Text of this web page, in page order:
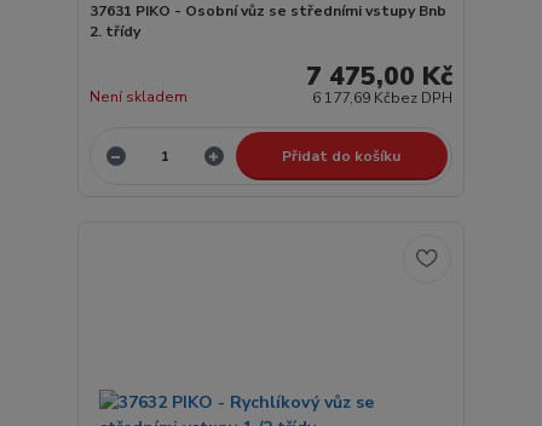
37631 PIKO - Osobní vůz se středními vstupy Bnb
2. třídy
7 475,00 Kč
6 177,69 Kčbez DPH
Není skladem
Přidat do košíku